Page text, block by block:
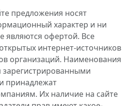
предложения носят
характер и ни
являются офертой. Все
интернет-источников
организаций. Наименования
зарегистрированными
принадлежат
Их наличие на сайте